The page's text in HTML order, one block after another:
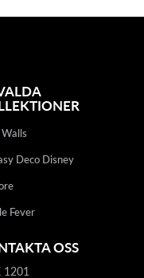
Deco Disney
Fever
OSS
1201